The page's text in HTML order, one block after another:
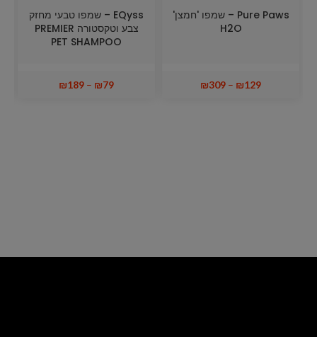
Pure Paws – שמפו 'חמצן'
H2O
₪129
–
₪309
EQyss – שמפו טבעי מחזק
צבע וטקסטורה PREMIER
PET SHAMPOO
₪79
–
₪189